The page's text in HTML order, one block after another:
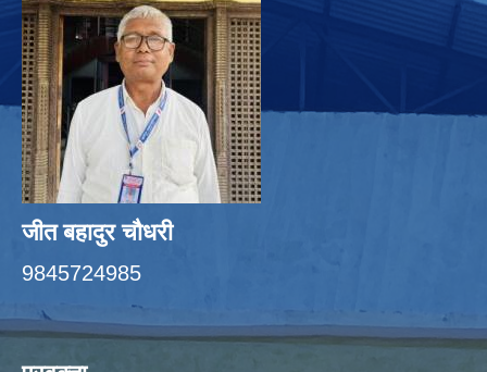
जीत बहादुर चाैधरी
9845724985